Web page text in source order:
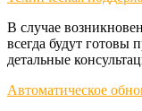
В случае
всегда будут готовы
детальные
Автоматическое